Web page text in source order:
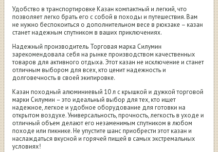
Удобство в транспортировке Казан компактный и легкий, что
позволяет легко брать его с собой в походы и путешествия. Вам
не нужно беспокоиться о дополнительном весе в рюкзаке – казан
станет надежным спутником в ваших приключениях.
Надежный производитель Торговая марка Силумин
зарекомендовала себя на рынке производством качественных
товаров для активного отдыха. Этот казан не исключение и станет
отличным выбором для всех, кто ценит надежность и
долговечность в своей экипировке.
Казан походный алюминиевый 10 л с крышкой и дужкой торговой
марки Силумин – это идеальный выбор для тех, кто ищет
надежное, легкое и удобное оборудование для готовки на
открытом воздухе. Универсальность, прочность, легкость в уходе и
отличный объем делают его незаменимым спутником в любом
походе или пикнике. Не упустите шанс приобрести этот казан и
наслаждаться вкусной и горячей пищей в самых экстремальных
условиях!